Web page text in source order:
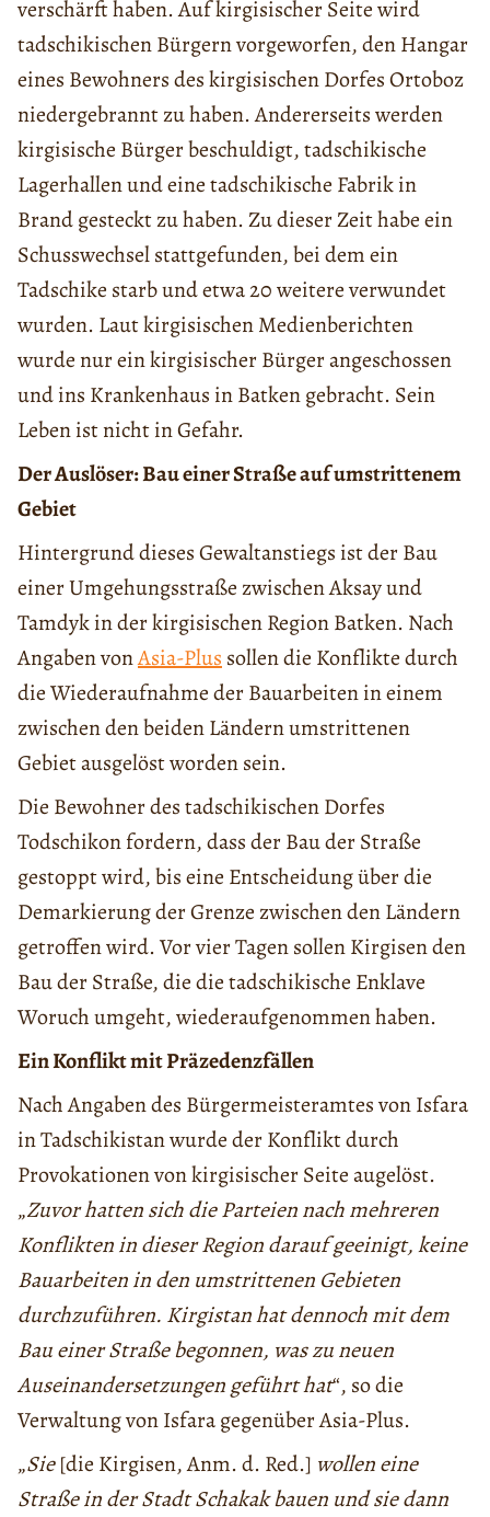
verschärft haben. Auf kirgisischer Seite wird
tadschikischen Bürgern vorgeworfen, den Hangar
eines Bewohners des kirgisischen Dorfes Ortoboz
niedergebrannt zu haben. Andererseits werden
kirgisische Bürger beschuldigt, tadschikische
Lagerhallen und eine tadschikische Fabrik in
Brand gesteckt zu haben. Zu dieser Zeit habe ein
Schusswechsel stattgefunden, bei dem ein
Tadschike starb und etwa 20 weitere verwundet
wurden. Laut kirgisischen Medienberichten
wurde nur ein kirgisischer Bürger angeschossen
und ins Krankenhaus in Batken gebracht. Sein
Leben ist nicht in Gefahr.
Der Auslöser: Bau einer Straße auf umstrittenem
Gebiet
Hintergrund dieses Gewaltanstiegs ist der Bau
einer Umgehungsstraße zwischen Aksay und
Tamdyk in der kirgisischen Region Batken. Nach
Angaben vonAsia-Plus sollen die Konflikte durch
die Wiederaufnahme der Bauarbeiten in einem
zwischen den beiden Ländern umstrittenen
Gebiet ausgelöst worden sein.
Die Bewohner des tadschikischen Dorfes
Todschikon fordern, dass der Bau der Straße
gestoppt wird, bis eine Entscheidung über die
Demarkierung der Grenze zwischen den Ländern
getroffen wird. Vor vier Tagen sollen Kirgisen den
Bau der Straße, die die tadschikische Enklave
Woruch umgeht, wiederaufgenommen haben.
Ein Konflikt mit Präzedenzfällen
Nach Angaben des Bürgermeisteramtes von Isfara
in Tadschikistan wurde der Konflikt durch
Provokationen von kirgisischer Seite augelöst.
„Zuvor hatten sich die Parteien nach mehreren
Konflikten in dieser Region darauf geeinigt, keine
Bauarbeiten in den umstrittenen Gebieten
durchzuführen. Kirgistan hat dennoch mit dem
Bau einer Straße begonnen, was zu neuen
Auseinandersetzungen geführt hat“, so die
Verwaltung von Isfara gegenüber Asia-Plus.
„Sie[die Kirgisen, Anm. d. Red.] wollen eine
Straße in der Stadt Schakak bauen und sie dann